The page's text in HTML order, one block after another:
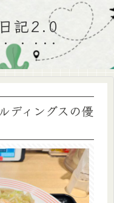
記2.0
ディングスの優